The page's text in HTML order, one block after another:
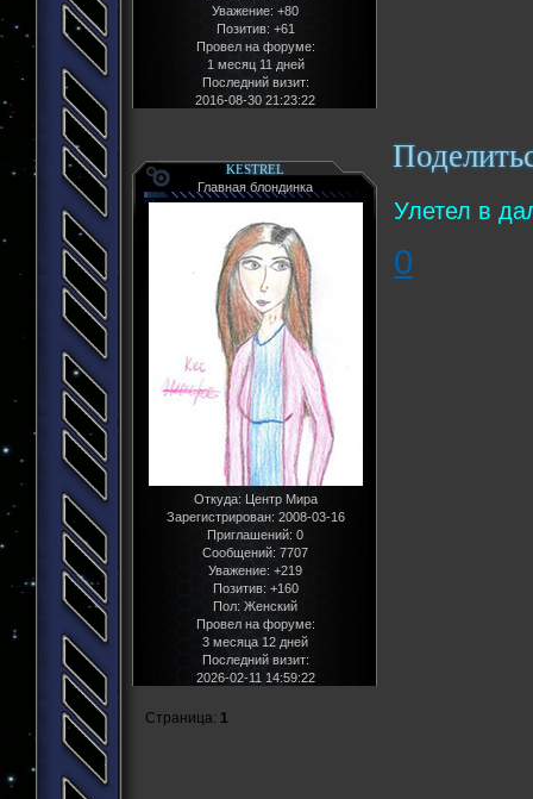
Уважение: +80
Позитив: +61
Провел на форуме:
1 месяц 11 дней
Последний визит:
2016-08-30 21:23:22
KESTREL
Главная блондинка
Откуда: Центр Мира
Зарегистрирован: 2008-03-16
Приглашений: 0
Сообщений: 7707
Уважение: +219
Позитив: +160
Пол:Женский
Провел на форуме:
3 месяца 12 дней
Последний визит:
2026-02-11 14:59:22
Улетел в
0
Страница: 1